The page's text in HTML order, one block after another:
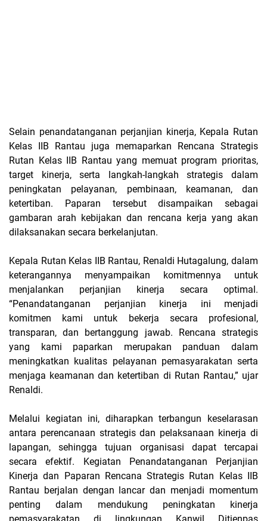
Selain penandatanganan perjanjian kinerja, Kepala Rutan
Kelas IIB Rantau juga memaparkan Rencana Strategis
Rutan Kelas IIB Rantau yang memuat program prioritas,
target kinerja, serta langkah-langkah strategis dalam
peningkatan pelayanan, pembinaan, keamanan, dan
ketertiban. Paparan tersebut disampaikan sebagai
gambaran arah kebijakan dan rencana kerja yang akan
dilaksanakan secara berkelanjutan.
Kepala Rutan Kelas IIB Rantau, Renaldi Hutagalung, dalam
keterangannya menyampaikan komitmennya untuk
menjalankan perjanjian kinerja secara optimal.
“Penandatanganan perjanjian kinerja ini menjadi
komitmen kami untuk bekerja secara profesional,
transparan, dan bertanggung jawab. Rencana strategis
yang kami paparkan merupakan panduan dalam
meningkatkan kualitas pelayanan pemasyarakatan serta
menjaga keamanan dan ketertiban di Rutan Rantau,” ujar
Renaldi.
Melalui kegiatan ini, diharapkan terbangun keselarasan
antara perencanaan strategis dan pelaksanaan kinerja di
lapangan, sehingga tujuan organisasi dapat tercapai
secara efektif. Kegiatan Penandatanganan Perjanjian
Kinerja dan Paparan Rencana Strategis Rutan Kelas IIB
Rantau berjalan dengan lancar dan menjadi momentum
penting dalam mendukung peningkatan kinerja
pemasyarakatan di lingkungan Kanwil Ditjenpas